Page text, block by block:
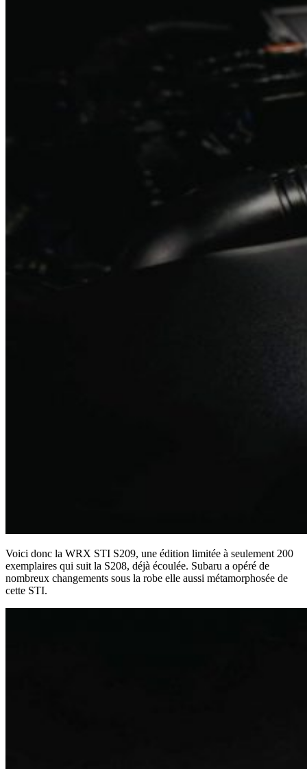
Voici donc la WRX STI S209, une édition limitée à seulement 200
exemplaires qui suit la S208, déjà écoulée. Subaru a opéré de
nombreux changements sous la robe elle aussi métamorphosée de
cette STI.